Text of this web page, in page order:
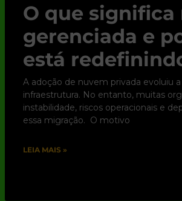
O que
gerenciada e
está
A adoção de nuvem privada evoluiu
infraestrutura. No entanto, muitas
instabilidade, riscos operacionais e
essa migração. O motivo
LEIA MAIS »